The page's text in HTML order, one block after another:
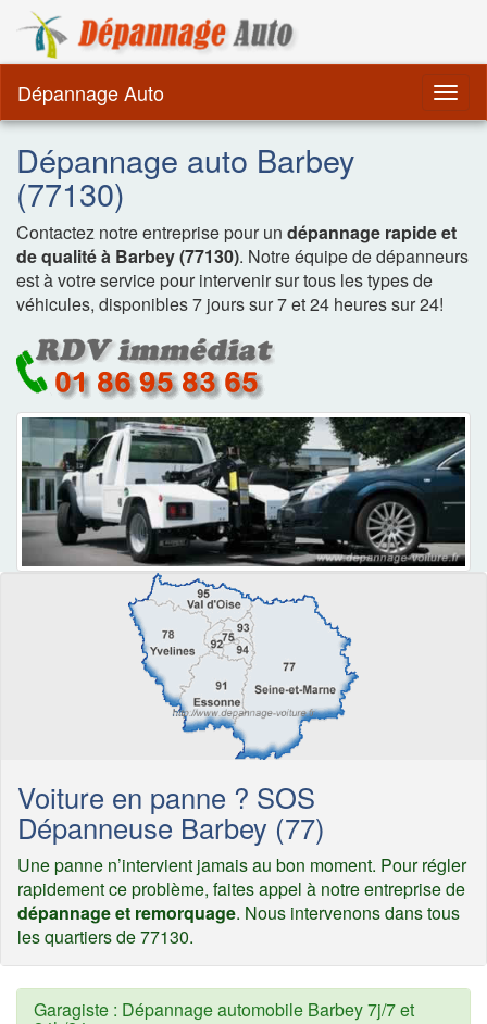
Dépannage Auto
Dépannage auto Barbey
(77130)
Contactez notre entreprise pour un dépannage rapide et
de qualité à Barbey (77130). Notre équipe de dépanneurs
est à votre service pour intervenir sur tous les types de
véhicules, disponibles 7 jours sur 7 et 24 heures sur 24!
Voiture en panne ? SOS
Dépanneuse Barbey (77)
Une panne n’intervient jamais au bon moment. Pour régler
rapidement ce problème, faites appel à notre entreprise de
dépannage et remorquage. Nous intervenons dans tous
les quartiers de 77130.
Garagiste : Dépannage automobile Barbey 7j/7 et